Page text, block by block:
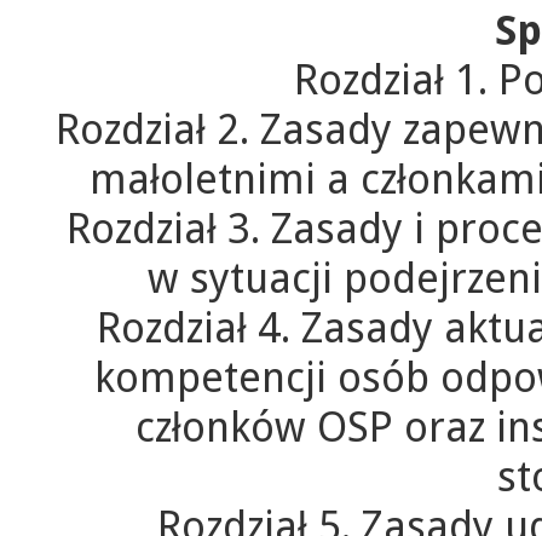
Rozdział 1.
Rozdział 2. Zasady
małoletnimi a
Rozdział 3. Zasady i
w sytuacji
Rozdział 4. Zasady
kompetencji osób
członków OSP oraz